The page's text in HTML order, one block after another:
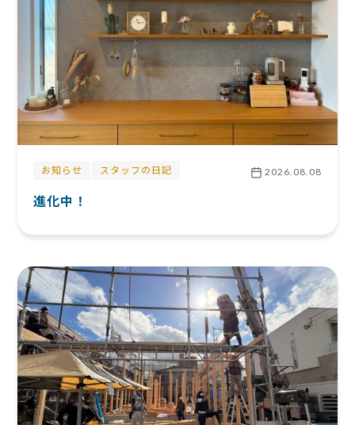
お知らせ スタッフの日記 2026.08.08
進化中！